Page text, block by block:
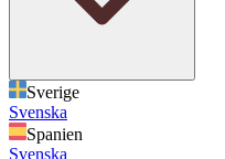
Sverige
Svenska
Spanien
Svenska